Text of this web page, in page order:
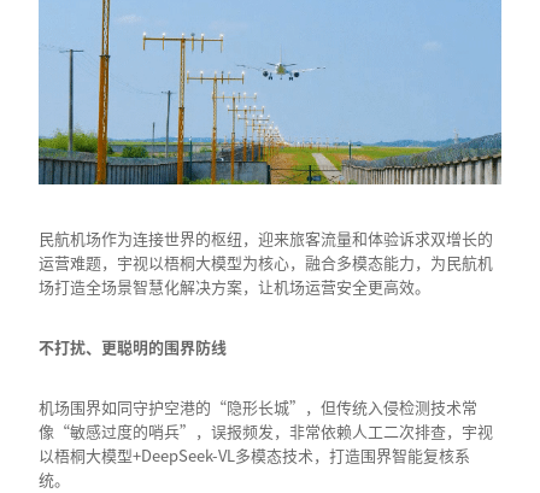
民航机场作为连接世界的枢纽，迎来旅客流量和体验诉求双增长的
运营难题，宇视以梧桐大模型为核心，融合多模态能力，为民航机
场打造全场景智慧化解决方案，让机场运营安全更高效。
不打扰、更聪明的围界防线
机场围界如同守护空港的“隐形长城”，但传统入侵检测技术常
像“敏感过度的哨兵”，误报频发，非常依赖人工二次排查，宇视
以梧桐大模型+DeepSeek-VL多模态技术，打造围界智能复核系
统。